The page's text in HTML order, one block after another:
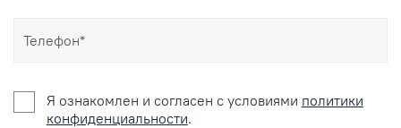
Я ознакомлен и согласен c условиями политики
конфиденциальности.